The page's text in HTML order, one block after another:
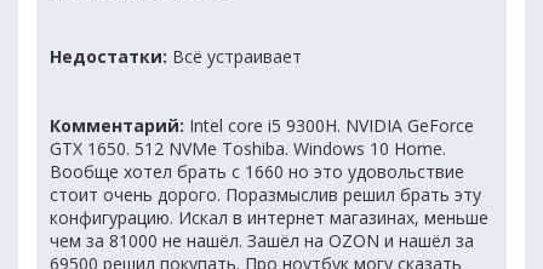
Недостатки: Всё устраивает
Комментарий: Intel core i5 9300H. NVIDIA GeForce
GTX 1650. 512 NVMe Toshiba. Windows 10 Home.
Вообще хотел брать с 1660 но это удовольствие
стоит очень дорого. Поразмыслив решил брать эту
конфигурацию. Искал в интернет магазинах, меньше
чем за 81000 не нашёл. Зашёл на OZON и нашёл за
69500 решил покупать. Про ноутбук могу сказать